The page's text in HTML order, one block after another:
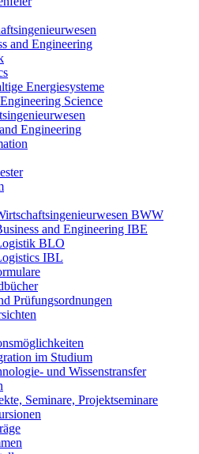
and Engineering
Energiesysteme
Science
Engineering
BWW
and Engineering IBE
BLO
IBL
Prüfungsordnungen
im Studium
und Wissenstransfer
Seminare, Projektseminare